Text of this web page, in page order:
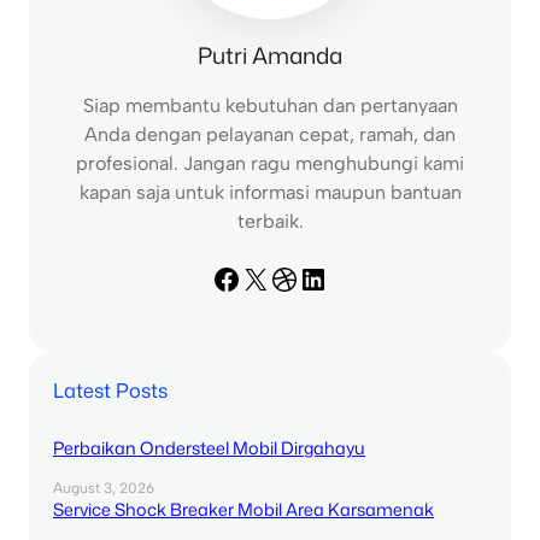
Putri Amanda
Siap membantu kebutuhan dan pertanyaan
Anda dengan pelayanan cepat, ramah, dan
profesional. Jangan ragu menghubungi kami
kapan saja untuk informasi maupun bantuan
terbaik.
Facebook X Dribbble LinkedIn
Latest Posts
Perbaikan Ondersteel Mobil Dirgahayu
August 3, 2026
Service Shock Breaker Mobil Area Karsamenak